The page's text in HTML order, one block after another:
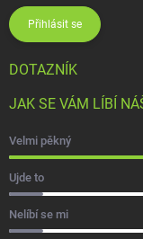
Přihlásit se
DOTAZNÍK
JAK SE VÁM LÍBÍ
Velmi pěkný
Ujde to
Nelíbí se mi